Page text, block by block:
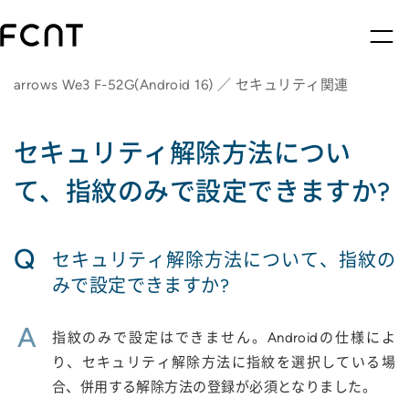
arrows We3 F-52G(Android 16) ／ セキュリティ関連
セキュリティ解除方法につい
て、指紋のみで設定できますか?
Q
セキュリティ解除方法について、指紋の
みで設定できますか?
A
指紋のみで設定はできません。Androidの仕様によ
り、セキュリティ解除方法に指紋を選択している場
合、併用する解除方法の登録が必須となりました。